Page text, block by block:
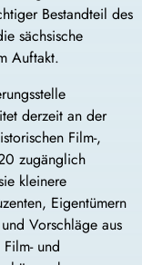
Bestandteil des
sächsische
Auftakt.
derzeit an der
Film-,
zugänglich
kleinere
Eigentümern
Vorschläge aus
und